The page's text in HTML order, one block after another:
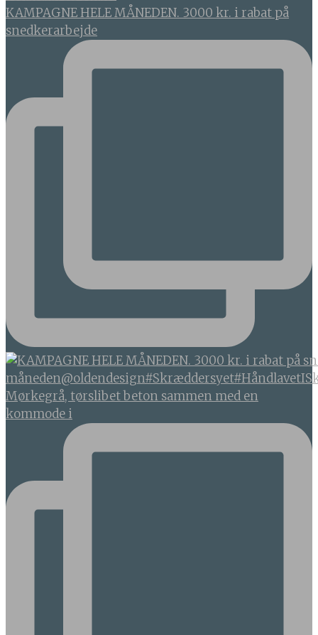
KAMPAGNE HELE MÅNEDEN. 3000 kr. i rabat på
snedkerarbejde
Mørkegrå, tørslibet beton sammen med en
kommode i